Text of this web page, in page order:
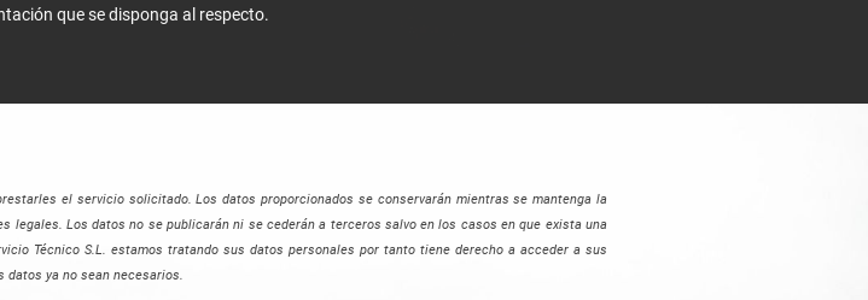
que se disponga al respecto.
el servicio solicitado. Los datos proporcionados se conservarán mientras se mantenga la
Los datos no se publicarán ni se cederán a terceros salvo en los casos en que exista una
Técnico S.L. estamos tratando sus datos personales por tanto tiene derecho a acceder a sus
ya no sean necesarios.